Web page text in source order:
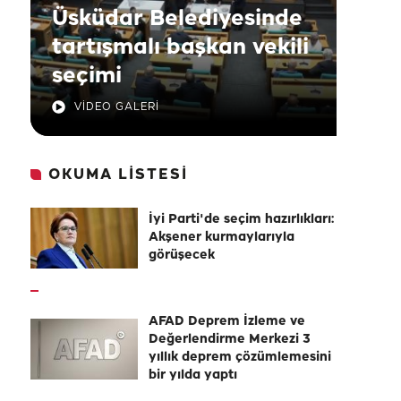
Üsküdar Belediyesinde
tartışmalı başkan vekili
seçimi
VİDEO GALERİ
OKUMA LİSTESİ
İyi Parti'de seçim hazırlıkları:
Akşener kurmaylarıyla
görüşecek
AFAD Deprem İzleme ve
Değerlendirme Merkezi 3
yıllık deprem çözümlemesini
bir yılda yaptı